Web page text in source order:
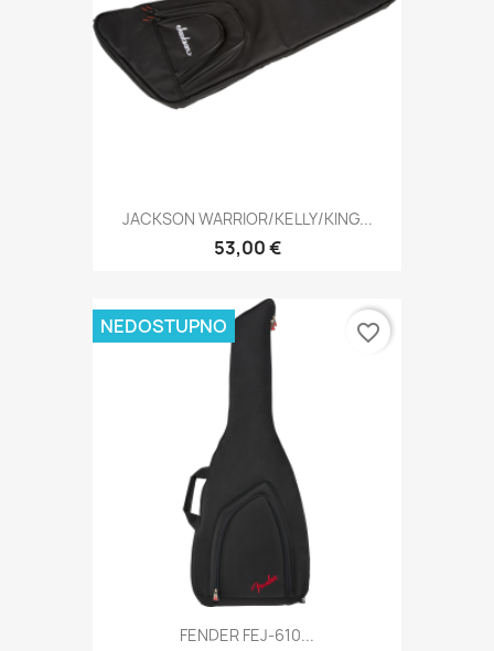
JACKSON WARRIOR/KELLY/KING...
53,00 €
FENDER FEJ-610...
NEDOSTUPNO favorite_border